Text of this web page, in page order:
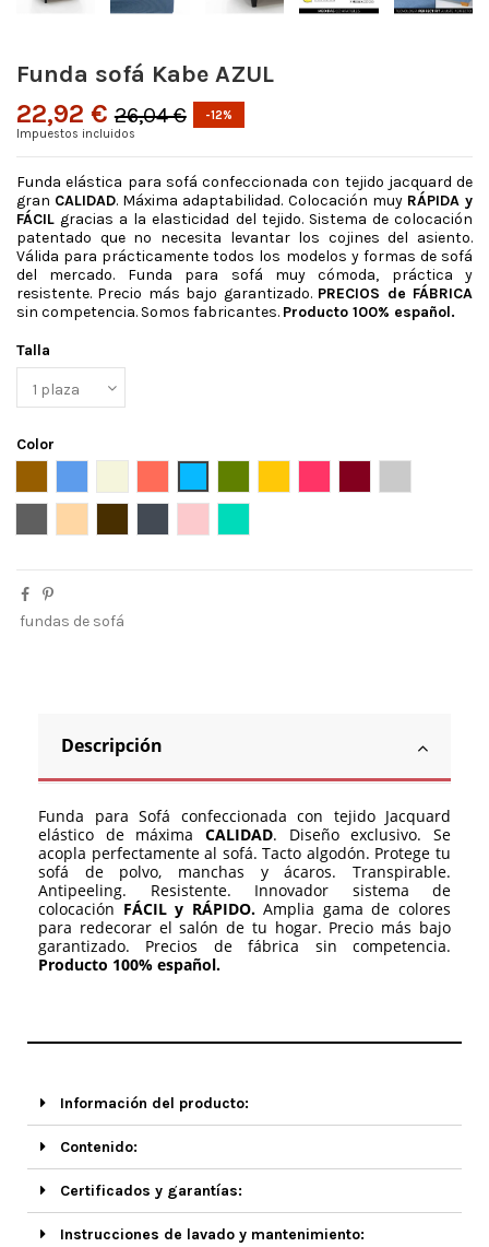
Funda sofá Kabe AZUL
22,92 € 26,04 €
-12%
Impuestos incluidos
Funda elástica para sofá confeccionada con tejido jacquard de
gran CALIDAD. Máxima adaptabilidad. Colocación muy RÁPIDA y
FÁCIL gracias a la elasticidad del tejido. Sistema de colocación
patentado que no necesita levantar los cojines del asiento.
Válida para prácticamente todos los modelos y formas de sofá
del mercado. Funda para sofá muy cómoda, práctica y
resistente. Precio más bajo garantizado. PRECIOS de FÁBRICA
sin competencia. Somos fabricantes. Producto 100% español.
Talla
Color
fundas de sofá
Descripción
Funda para Sofá confeccionada con tejido Jacquard
elástico de máxima CALIDAD. Diseño exclusivo. Se
acopla perfectamente al sofá. Tacto algodón. Protege tu
sofá de polvo, manchas y ácaros. Transpirable.
Antipeeling. Resistente. Innovador sistema de
colocación FÁCIL y RÁPIDO.Amplia gama de colores
para redecorar el salón de tu hogar. Precio más bajo
garantizado. Precios de fábrica sin competencia.
Producto 100% español.
Información del producto:
Contenido:
Certificados y garantías:
Instrucciones de lavado y mantenimiento: